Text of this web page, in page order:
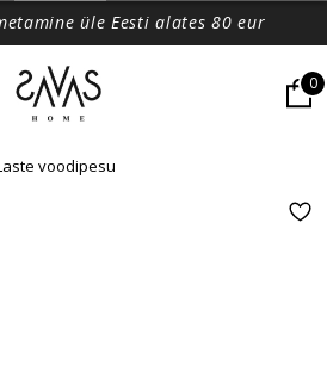
üle Eesti alates 80 eur
0
voodipesu